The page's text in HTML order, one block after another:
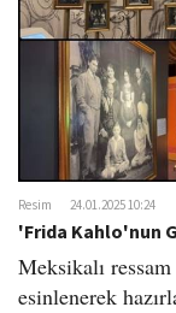
Resim 24.01.2025 10:24
'Frida Kahlo'nun
Meksikalı
esinlenerek